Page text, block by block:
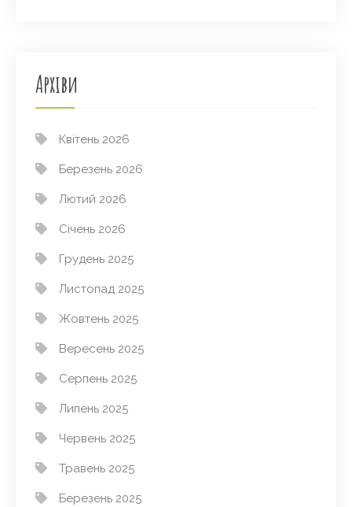
Архіви
Квітень 2026
Березень 2026
Лютий 2026
Січень 2026
Грудень 2025
Листопад 2025
Жовтень 2025
Вересень 2025
Серпень 2025
Липень 2025
Червень 2025
Травень 2025
Березень 2025